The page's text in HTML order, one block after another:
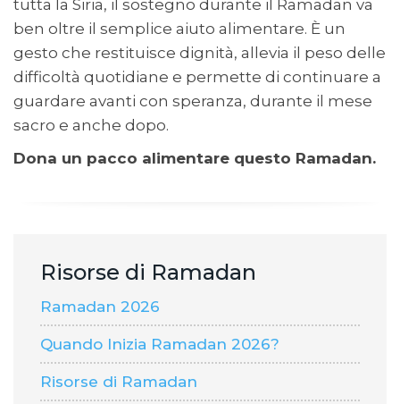
tutta la Siria, il sostegno durante il Ramadan va
ben oltre il semplice aiuto alimentare. È un
gesto che restituisce dignità, allevia il peso delle
difficoltà quotidiane e permette di continuare a
guardare avanti con speranza, durante il mese
sacro e anche dopo.
Dona un pacco alimentare questo Ramadan.
Risorse di Ramadan
Ramadan 2026
Quando Inizia Ramadan 2026?
Risorse di Ramadan